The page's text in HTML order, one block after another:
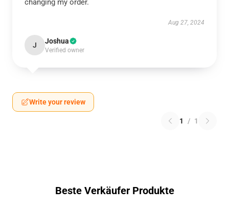
changing my order.
Aug 27, 2024
J Joshua
Verified owner
Write your review
1 / 1
Beste Verkäufer Produkte